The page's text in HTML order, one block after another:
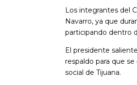
Los integrantes del
Navarro, ya que
participando dentro
El presidente
respaldo para que
social de Tijuana.